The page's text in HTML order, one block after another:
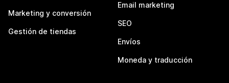
Marketing y conversión
Gestión de tiendas
Email marketing
SEO
Envíos
Moneda y traducción